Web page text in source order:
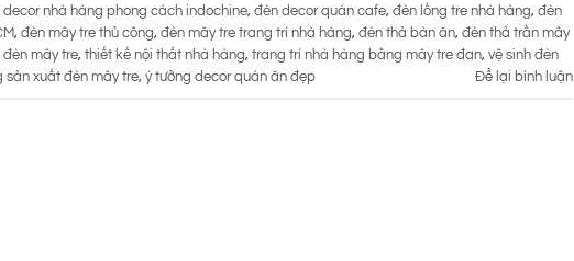
decor nhà hàng phong cách indochine, đèn decor quán cafe, đèn lồng tre nhà hàng, đèn
, đèn mây tre thủ công, đèn mây tre trang trí nhà hàng, đèn thả bàn ăn, đèn thả trần mây
mây tre, thiết kế nội thất nhà hàng, trang trí nhà hàng bằng mây tre đan, vệ sinh đèn
sản xuất đèn mây tre, ý tưởng decor quán ăn đẹp Để lại bình luận